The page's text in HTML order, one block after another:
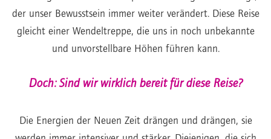
der unser Bewusstsein immer weiter verändert. Diese Reise
gleicht einer Wendeltreppe, die uns in noch unbekannte
und unvorstellbare Höhen führen kann.
Doch: Sind wir wirklich bereit für diese Reise?
Die Energien der Neuen Zeit drängen und drängen, sie